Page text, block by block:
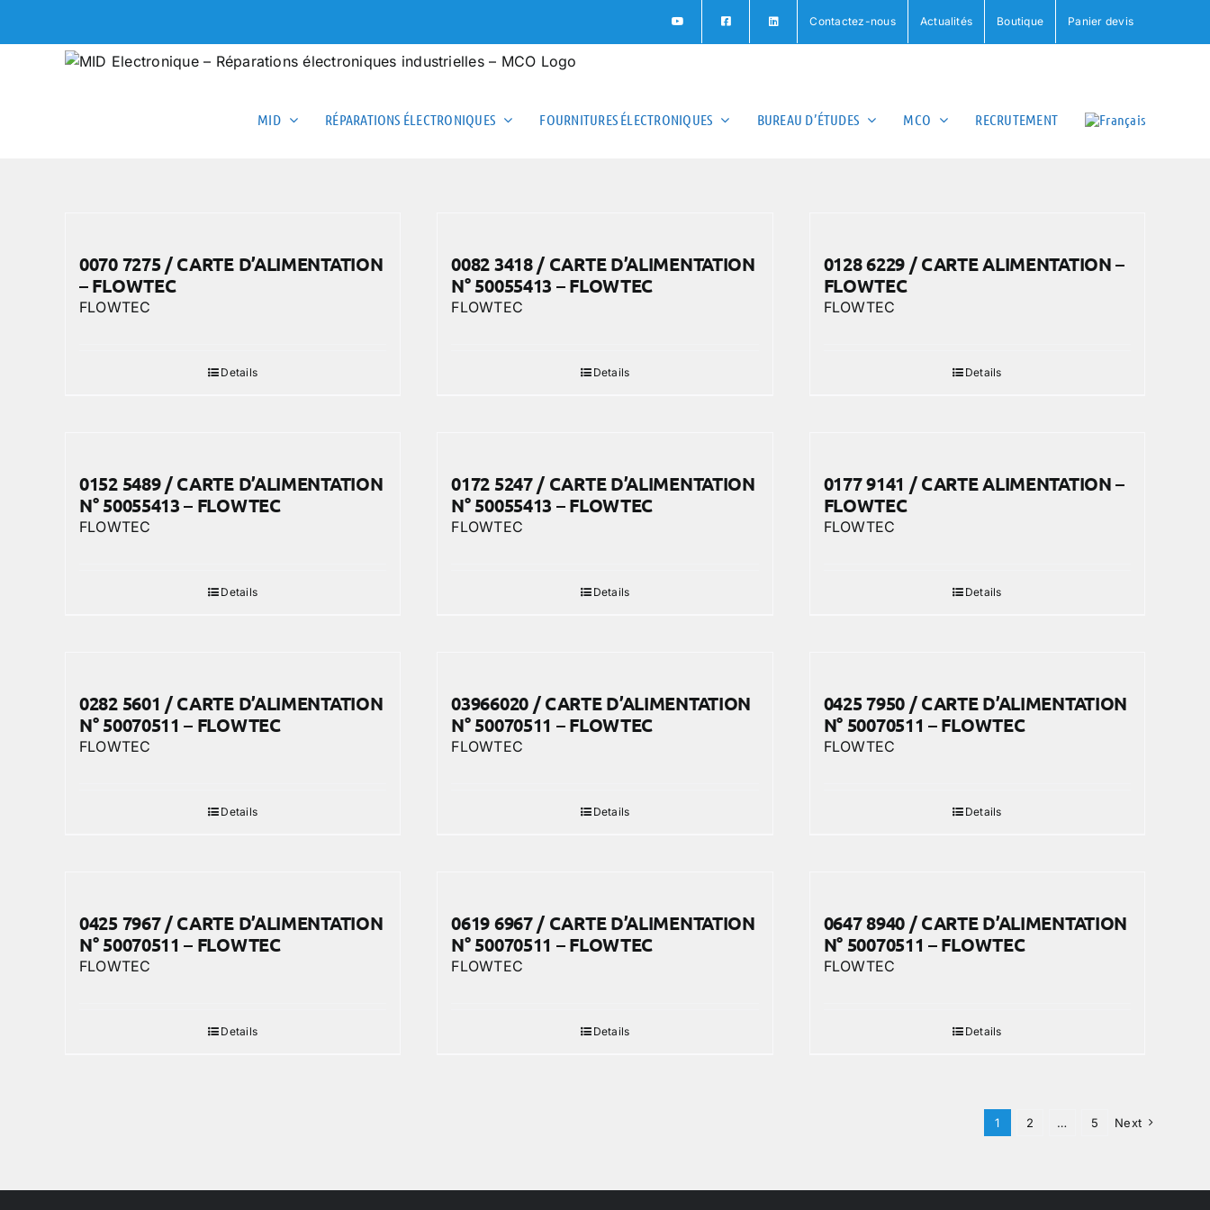
Contactez-nous Actualités Boutique Panier devis
MID RÉPARATIONS ÉLECTRONIQUES FOURNITURES ÉLECTRONIQUES BUREAU D’ÉTUDES MCO RECRUTEMENT
0070 7275 / CARTE D’ALIMENTATION
– FLOWTEC
FLOWTEC
Details
0082 3418 / CARTE D’ALIMENTATION
N° 50055413 – FLOWTEC
FLOWTEC
Details
0128 6229 / CARTE ALIMENTATION –
FLOWTEC
FLOWTEC
Details
0152 5489 / CARTE D’ALIMENTATION
N° 50055413 – FLOWTEC
FLOWTEC
Details
0172 5247 / CARTE D’ALIMENTATION
N° 50055413 – FLOWTEC
FLOWTEC
Details
0177 9141 / CARTE ALIMENTATION –
FLOWTEC
FLOWTEC
Details
0282 5601 / CARTE D’ALIMENTATION
N° 50070511 – FLOWTEC
FLOWTEC
Details
03966020 / CARTE D’ALIMENTATION
N° 50070511 – FLOWTEC
FLOWTEC
Details
0425 7950 / CARTE D’ALIMENTATION
N° 50070511 – FLOWTEC
FLOWTEC
Details
0425 7967 / CARTE D’ALIMENTATION
N° 50070511 – FLOWTEC
FLOWTEC
Details
0619 6967 / CARTE D’ALIMENTATION
N° 50070511 – FLOWTEC
FLOWTEC
Details
0647 8940 / CARTE D’ALIMENTATION
N° 50070511 – FLOWTEC
FLOWTEC
Details
1 2 … 5 Next